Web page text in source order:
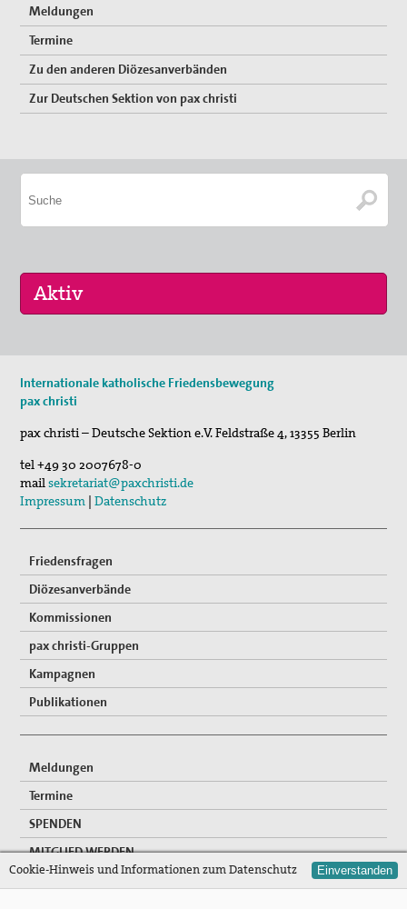
Meldungen
Termine
Zu den anderen Diözesanverbänden
Zur Deutschen Sektion von pax christi
Internationale katholische Friedensbewegung
pax christi
pax christi – Deutsche Sektion e.V.Feldstraße 4,13355 Berlin
tel+49 30 2007678-0
mailsekretariat@paxchristi.de
Impressum |Datenschutz
Friedensfragen
Diözesanverbände
Kommissionen
pax christi-Gruppen
Kampagnen
Publikationen
Meldungen
Termine
SPENDEN
MITGLIED WERDEN
Cookie-Hinweis und Informationen zum Datenschutz Einverstanden